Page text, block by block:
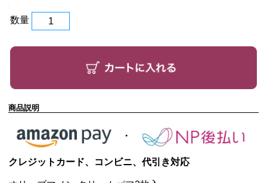
数量
商品説明
クレジットカード、コンビニ、代引き対応